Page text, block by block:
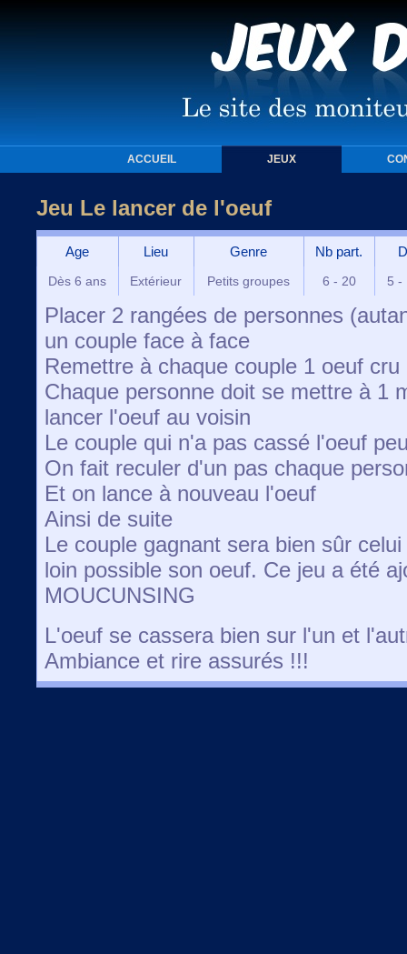
ACCUEIL JEUX
Jeu Le lancer de l'oeuf
Age Lieu Genre Nb part.
Dès 6 ans Extérieur Petits groupes 6 - 20 5 -
Placer 2 rangées de personnes
un couple face à face
Remettre à chaque couple 1 oeuf cru
Chaque personne doit se mettre à 1
lancer l'oeuf au voisin
Le couple qui n'a pas cassé l'oeuf
On fait reculer d'un pas chaque
Et on lance à nouveau l'oeuf
Ainsi de suite
Le couple gagnant sera bien sûr
loin possible son oeuf. Ce jeu a été
MOUCUNSING
L'oeuf se cassera bien sur l'un et
Ambiance et rire assurés !!!